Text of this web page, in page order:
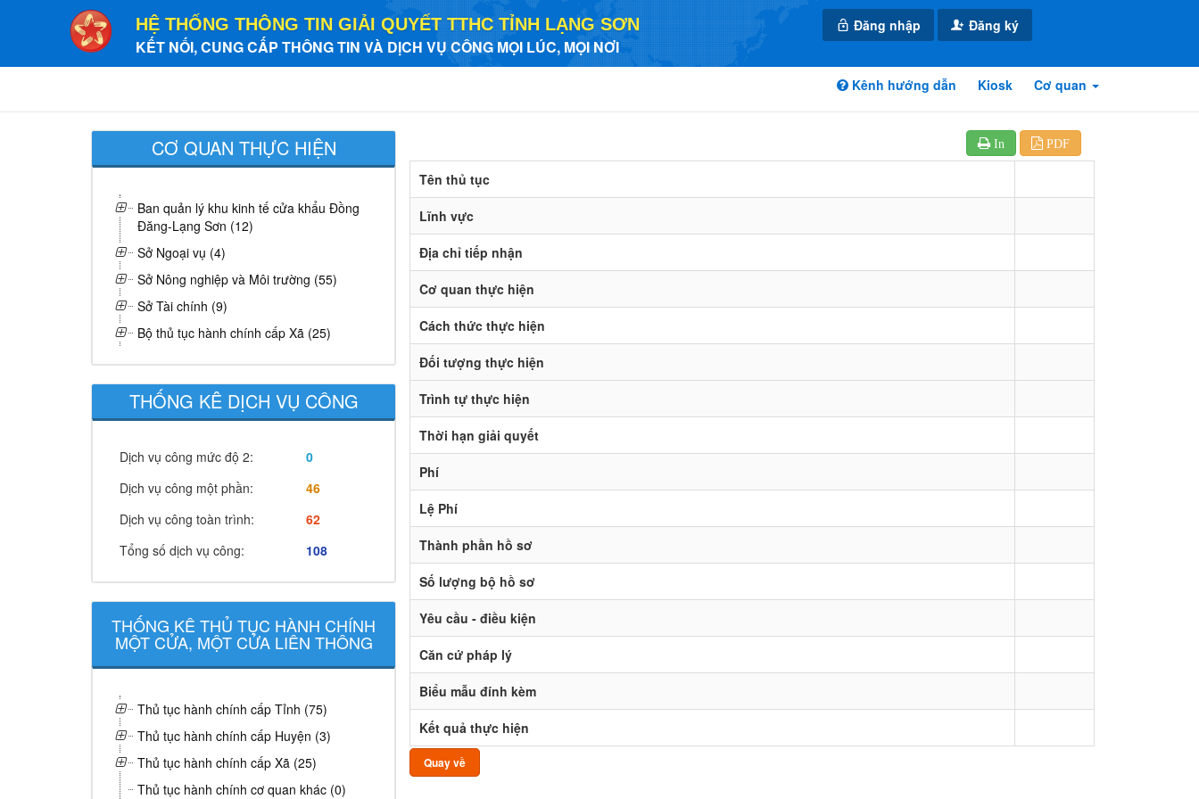
HỆ THỐNG THÔNG TIN GIẢI QUYẾT TTHC TỈNH LẠNG SƠN
KẾT NỐI, CUNG CẤP THÔNG TIN VÀ DỊCH VỤ CÔNG MỌI LÚC, MỌI NƠI
Đăng nhập Đăng ký
Kênh hướng dẫn Kiosk Cơ quan
CƠ QUAN THỰC HIỆN
Ban quản lý khu kinh tế cửa khẩu Đồng
Đăng-Lạng Sơn (12)
Sở Ngoại vụ (4)
Sở Nông nghiệp và Môi trường (55)
Sở Tài chính (9)
Bộ thủ tục hành chính cấp Xã (25)
THỐNG KÊ DỊCH VỤ CÔNG
Dịch vụ công mức độ 2:
0
Dịch vụ công một phần:
46
Dịch vụ công toàn trình:
62
Tổng số dịch vụ công:
108
THỐNG KÊ THỦ TỤC HÀNH CHÍNH
MỘT CỬA, MỘT CỬA LIÊN THÔNG
Thủ tục hành chính cấp Tỉnh (75)
Thủ tục hành chính cấp Huyện (3)
Thủ tục hành chính cấp Xã (25)
Thủ tục hành chính cơ quan khác (0)
In PDF
Tên thủ tục
Lĩnh vực
Địa chỉ tiếp nhận
Cơ quan thực hiện
Cách thức thực hiện
Đối tượng thực hiện
Trình tự thực hiện
Thời hạn giải quyết
Phí
Lệ Phí
Thành phần hồ sơ
Số lượng bộ hồ sơ
Yêu cầu - điều kiện
Căn cứ pháp lý
Biểu mẫu đính kèm
Kết quả thực hiện
Quay về